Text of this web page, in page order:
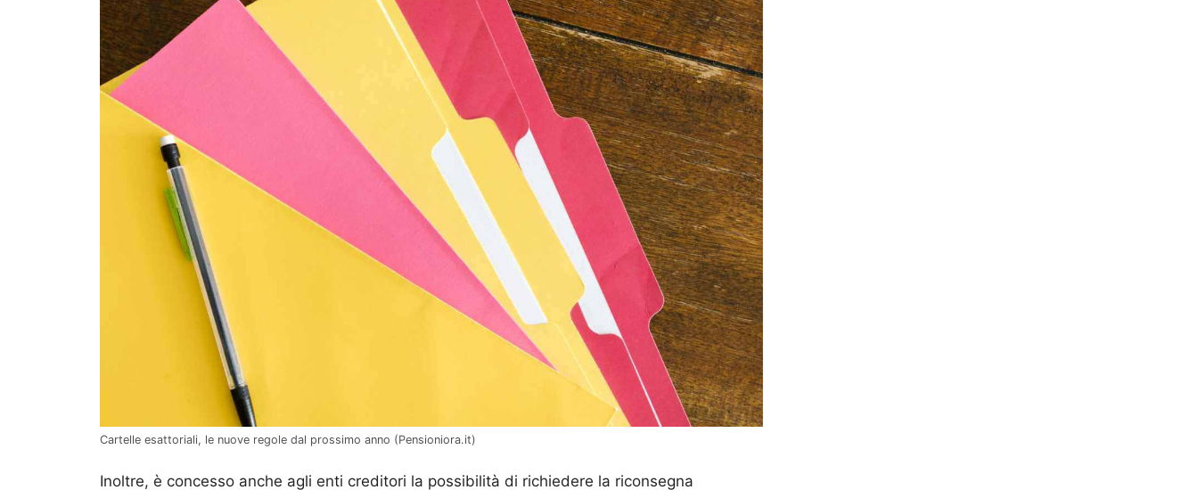
Cartelle esattoriali, le nuove regole dal prossimo anno (Pensioniora.it)
Inoltre, è concesso anche agli enti creditori la possibilità di richiedere la riconsegna